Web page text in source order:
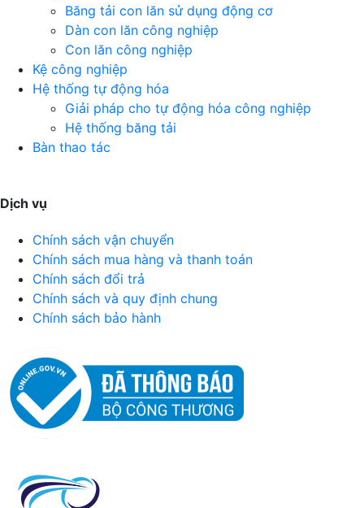
Băng tải con lăn sử dụng động cơ
Dàn con lăn công nghiệp
Con lăn công nghiệp
Kệ công nghiệp
Hệ thống tự động hóa
Giải pháp cho tự động hóa công nghiệp
Hệ thống băng tải
Bàn thao tác
Dịch vụ
Chính sách vận chuyển
Chính sách mua hàng và thanh toán
Chính sách đổi trả
Chính sách và quy định chung
Chính sách bảo hành